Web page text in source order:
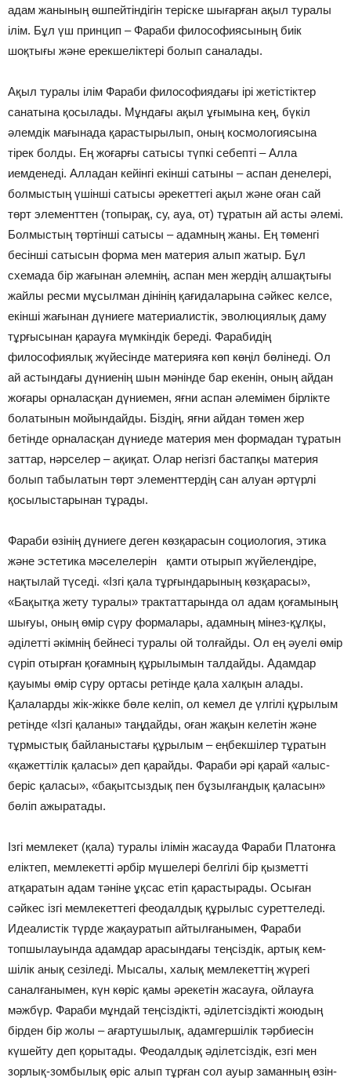
адам жанының өшпейтіндігін теріске шығарған ақыл туралы
ілім. Бұл үш принцип – Фараби философиясының биік
шоқтығы және ерекшеліктері болып саналады.
Ақыл туралы ілім Фараби философиядағы ірі жетістіктер
санатына қосылады. Мұндағы ақыл ұғымына кең, бүкіл
әлемдік мағынада қарастырылып, оның космологиясына
тірек болды. Ең жоғар­ғы сатысы түпкі себепті – Алла
иемденеді. Алладан кейінгі екінші сатыны – аспан денелері,
болмыстың үшінші сатысы әрекеттегі ақыл және оған сай
төрт элементтен (топырақ, су, ауа, от) тұратын ай асты әлемі.
Болмыстың төртінші сатысы – адамның жаны. Ең төменгі
бесінші сатысын форма мен материя алып жатыр. Бұл
схемада бір жағынан әлемнің, аспан мен жердің алшақтығы
жайлы ресми мұсылман дінінің қағидаларына сәйкес келсе,
екінші жағынан дүниеге материалистік, эволюциялық даму
тұрғысынан қарауға мүмкіндік береді. Фарабидің
философиялық жүйесінде материяға көп көңіл бөлінеді. Ол
ай астындағы дүниенің шын мәнінде бар екенін, оның айдан
жоғары орналасқан дүниемен, яғни аспан әлемімен бірлікте
болатынын мойындайды. Біздің, яғни айдан төмен жер
бетінде орналасқан дүниеде материя мен формадан тұратын
заттар, нәрселер – ақиқат. Олар негізгі бастапқы материя
болып табылатын төрт элемент­тердің сан алуан әртүрлі
қосылыстарынан тұрады.
Фараби өзінің дүниеге деген көзқарасын социология, этика
және эстетика мәселелерін қамти отырып жүйелендіре,
нақтылай түседі. «Ізгі қала тұрғындарының көзқарасы»,
«Бақытқа жету туралы» трактаттарында ол адам қоғамының
шығуы, оның өмір сүру формалары, адамның мінез-құлқы,
әділетті әкімнің бейнесі туралы ой толғайды. Ол ең әуелі өмір
сүріп отырған қоғамның құрылымын талдайды. Адамдар
қауымы өмір сүру ортасы ретінде қала халқын алады.
Қалаларды жік-жікке бөле келіп, ол кемел де үлгілі құрылым
ретінде «Ізгі қаланы» таңдайды, оған жақын келетін және
тұрмыстық байланыстағы құрылым – еңбекшілер тұратын
«қажеттілік қаласы» деп қарайды. Фараби әрі қарай «алыс-
беріс қаласы», «бақытсыздық пен бұзылғандық қаласын»
бөліп ажыратады.
Ізгі мемлекет (қала) туралы ілімін жасауда Фараби Платонға
еліктеп, мемлекетті әрбір мүшелері белгілі бір қызметті
атқаратын адам тәніне ұқсас етіп қарастырады. Осыған
сәйкес ізгі мемлекеттегі феодалдық құрылыс суреттеледі.
Идеалистік түр­де жақауратып айтылғанымен, Фараби
топшылауында адамдар арасындағы теңсіздік, артық кем­
шілік анық сезіледі. Мысалы, халық мемлекеттің жүрегі
саналғанымен, күн көріс қамы әрекетін жасауға, ойлауға
мәжбүр. Фараби мұндай теңсіздікті, әділетсіздікті жоюдың
бірден бір жолы – ағартушылық, адамгершілік тәрбиесін
күшейту деп қорытады. Феодалдық әділетсіздік, езгі мен
зорлық-зомбылық өріс алып тұрған сол ауыр заманның өзін­